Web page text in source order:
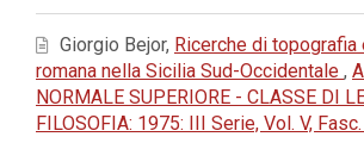
Giorgio Bejor, Ricerche di topografia
romana nella Sicilia Sud-Occidentale ,
NORMALE SUPERIORE - CLASSE DI
FILOSOFIA: 1975: III Serie, Vol. V,